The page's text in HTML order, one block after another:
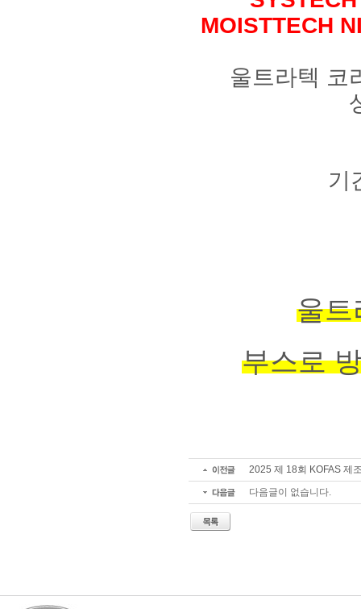
MOISTTECH
울트라텍 코
기
울트
부스로
2025 제 18회 KOFAS 제
다음글이 없습니다.